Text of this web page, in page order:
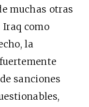
muchas otras
Iraq como
la
sanciones